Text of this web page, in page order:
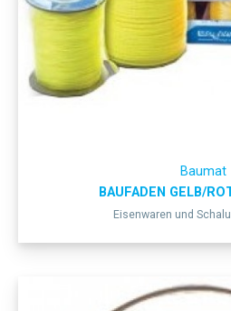
Baumat
BAUFADEN GELB/
Eisenwaren und